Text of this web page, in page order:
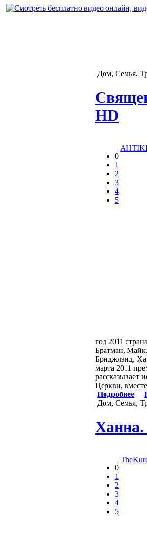
Дом, Семья,
HD
0
1
2
3
4
5
год 2011
Братман,
Бриджлэнд,
марта 2011
рассказывает
Церкви,
Подробнее
Дом, Семья,
Ханна.
0
1
2
3
4
5